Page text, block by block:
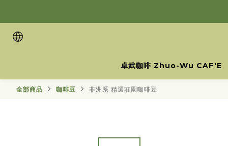
卓武咖啡 Zhuo-Wu CAF'E
全部商品 咖啡豆 非洲系 精選莊園咖啡豆